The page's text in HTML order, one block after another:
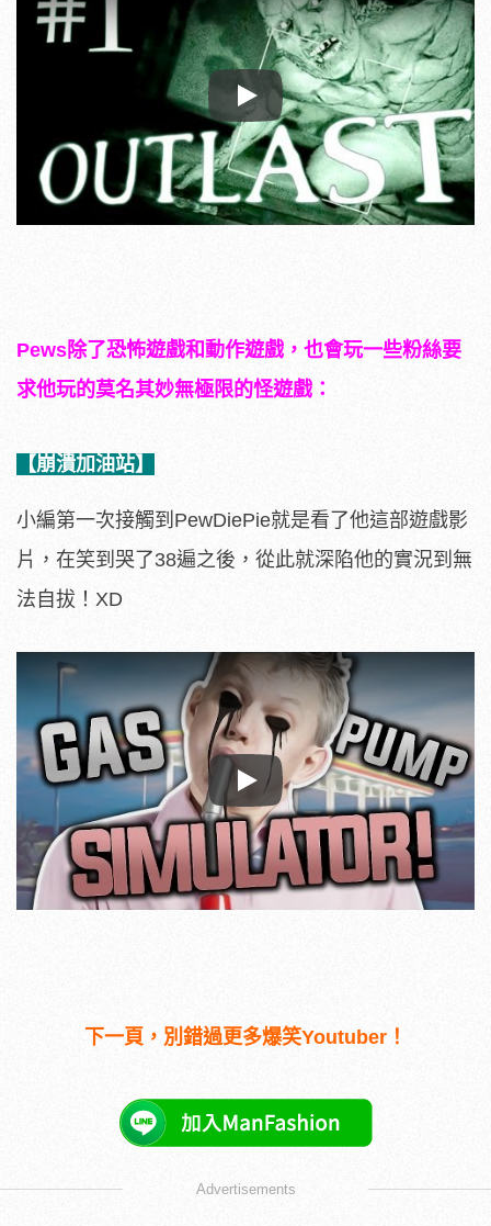
Play
Pews除了恐怖遊戲和動作遊戲，也會玩一些粉絲要
求他玩的莫名其妙無極限的怪遊戲：
【崩潰加油站】
小編第一次接觸到PewDiePie就是看了他這部遊戲影
片，在笑到哭了38遍之後，從此就深陷他的實況到無
法自拔！XD
Play
下一頁，別錯過更多爆笑Youtuber！
Advertisements